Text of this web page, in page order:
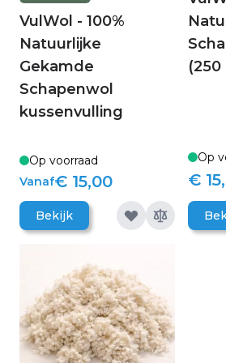
VulWol - 100%
Natuurlijke
Gekamde
Schapenwol
kussenvulling
Op voorraad
Vanaf€ 15,00
Bekijk
(250
Op
€